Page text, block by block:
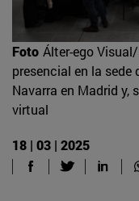
Foto Álter-ego
presencial en la sede
Navarra en Madrid y,
virtual
18 | 03 | 2025